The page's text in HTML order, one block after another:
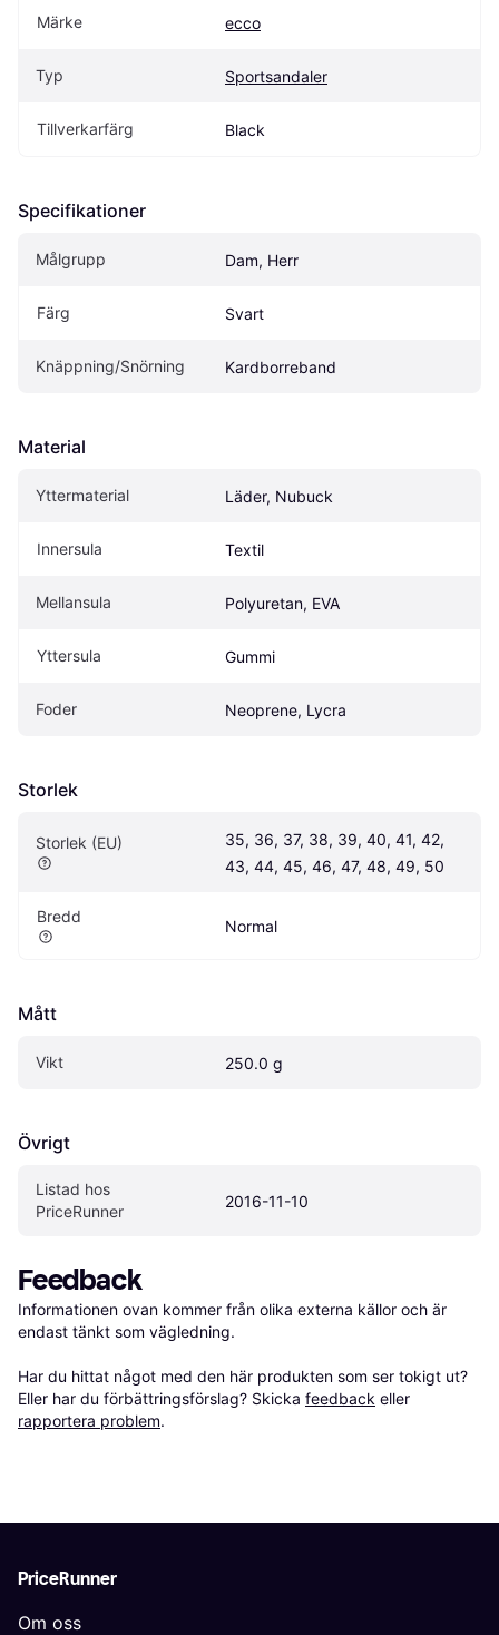
Märke ecco
Typ Sportsandaler
Tillverkarfärg Black
Specifikationer
Målgrupp Dam, Herr
Färg Svart
Knäppning/Snörning Kardborreband
Material
Yttermaterial Läder, Nubuck
Innersula Textil
Mellansula Polyuretan, EVA
Yttersula Gummi
Foder Neoprene, Lycra
Storlek
Storlek (EU)
35, 36, 37, 38, 39, 40, 41, 42,
43, 44, 45, 46, 47, 48, 49, 50
Bredd
Normal
Mått
Vikt 250.0 g
Övrigt
Listad hos
PriceRunner
2016-11-10
Feedback
Informationen ovan kommer från olika externa källor och är
endast tänkt som vägledning.
Har du hittat något med den här produkten som ser tokigt ut?
Eller har du förbättringsförslag? Skicka feedback eller
rapportera problem.
PriceRunner
Om oss